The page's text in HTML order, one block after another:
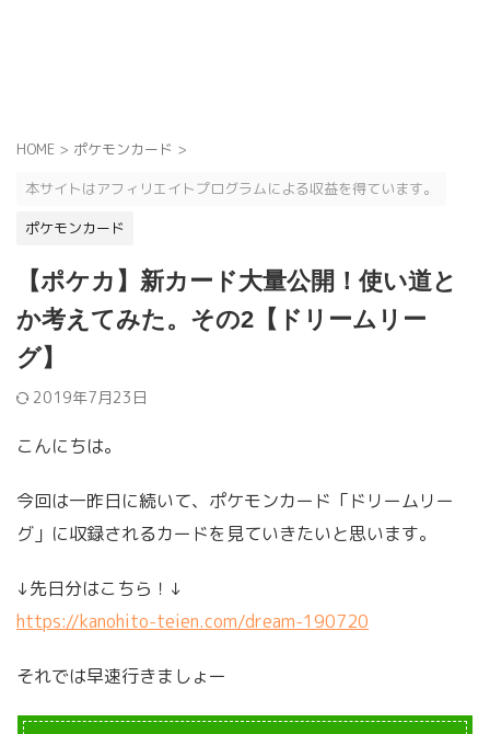
HOME > ポケモンカード >
本サイトはアフィリエイトプログラムによる収益を得ています。
ポケモンカード
【ポケカ】新カード大量公開！使い道と
か考えてみた。その2【ドリームリー
グ】
2019年7月23日
こんにちは。
今回は一昨日に続いて、ポケモンカード「ドリームリー
グ」に収録されるカードを見ていきたいと思います。
↓先日分はこちら！↓
https://kanohito-teien.com/dream-190720
それでは早速行きましょー